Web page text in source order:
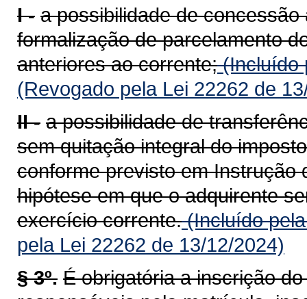
I - a possibilidade de
formalização de parcelamento
anteriores ao corrente;(Incluído
(Revogado pela Lei 22262 de
II - a possibilidade de
sem quitação integral do
conforme previsto em Instrução
hipótese em que o adquirente
exercício corrente.(Incluído
pela Lei 22262 de 13/12/2024)
§ 3º. É obrigatória a inscrição